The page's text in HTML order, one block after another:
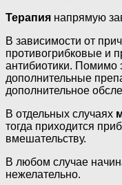
Терапия напрямую
В зависимости от
противогрибковые и
антибиотики. Помимо
дополнительные
дополнительное
В отдельных случаях
тогда приходится
вмешательству.
В любом случае
нежелательно.